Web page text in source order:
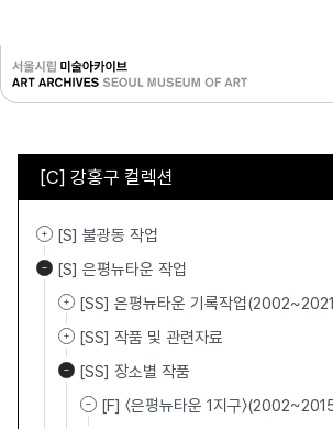
[C] 강홍구 컬렉션
[S] 불광동 작업
[S] 은평뉴타운 작업
[SS] 은평뉴타운 기록작업
[SS] 작품 및 관련자료
[SS] 장소별 작품
[F] 〈은평뉴타운 1지구〉